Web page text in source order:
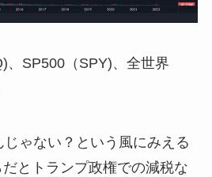
、SP500（SPY)、全世界
ゃない？という風にみえる
とトランプ政権での減税な